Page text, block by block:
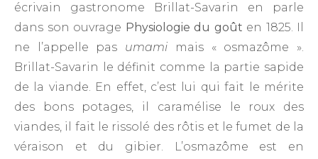
écrivain gastronome Brillat-Savarin en parle
dans son ouvrage Physiologie du goût en 1825. Il
ne l’appelle pas umami mais « osmazôme ».
Brillat-Savarin le définit comme la partie sapide
de la viande. En effet, c’est lui qui fait le mérite
des bons potages, il caramélise le roux des
viandes, il fait le rissolé des rôtis et le fumet de la
véraison et du gibier. L’osmazôme est en